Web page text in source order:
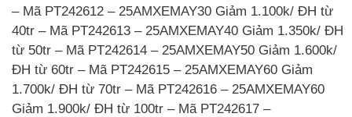
– Mã PT242612 – 25AMXEMAY30 Giảm 1.100k/ ĐH từ
40tr – Mã PT242613 – 25AMXEMAY40 Giảm 1.350k/ ĐH
từ 50tr – Mã PT242614 – 25AMXEMAY50 Giảm 1.600k/
ĐH từ 60tr – Mã PT242615 – 25AMXEMAY60 Giảm
1.700k/ ĐH từ 70tr – Mã PT242616 – 25AMXEMAY60
Giảm 1.900k/ ĐH từ 100tr – Mã PT242617 –